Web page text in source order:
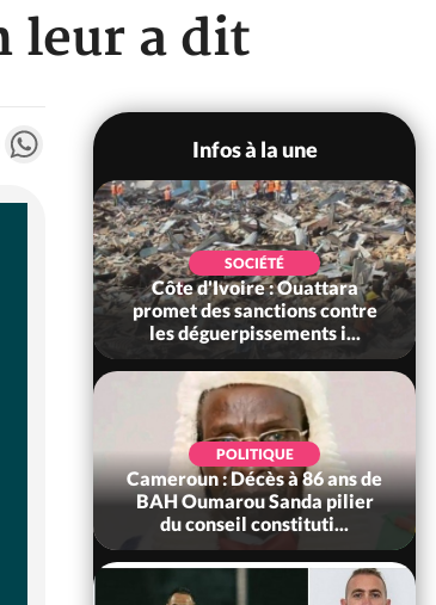
leur a dit
MessengerWhatsApp
Infos à la une
pari
SOCIÉTÉ
Côte d'Ivoire : Ouattara
promet des sanctions contre
les déguerpissements i...
POLITIQUE
Cameroun : Décès à 86 ans de
BAH Oumarou Sanda pilier
du conseil constituti...